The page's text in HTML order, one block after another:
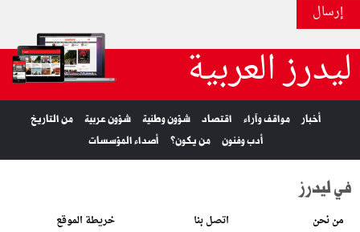
إرسال
ليدرز العربية
أخبار مواقف وآراء اقتصاد شؤون وطنية شؤون عربية
من التاريخ
أدب وفنون
من يكون؟ أصداء المؤسسات
في ليدرز
من نحن اتصل بنا خريطة الموقع